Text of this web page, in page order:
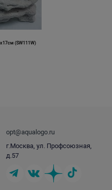
(SW111W)
opt@aqualogo.ru
г.Москва, ул. Профсоюзная,
д.57